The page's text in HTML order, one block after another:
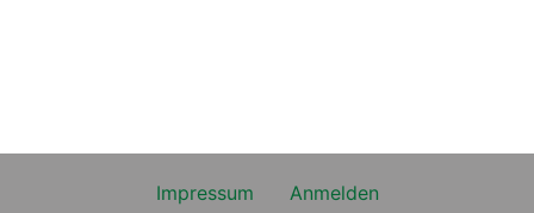
Impressum Anmelden